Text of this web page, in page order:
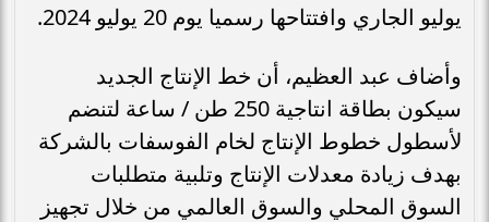
يوليو الجاري وافتتاحها رسميا يوم 20 يوليو 2024.
وأضاف عبد العظيم، أن خط الإنتاج الجديد
سيكون بطاقة انتاجية 250 طن / ساعة لتنضم
لأسطول خطوط الإنتاج لخام الفوسفات بالشركة
بهدف زيادة معدلات الإنتاج وتلبية متطلبات
السوق المحلي والسوق العالمي من خلال تجهيز